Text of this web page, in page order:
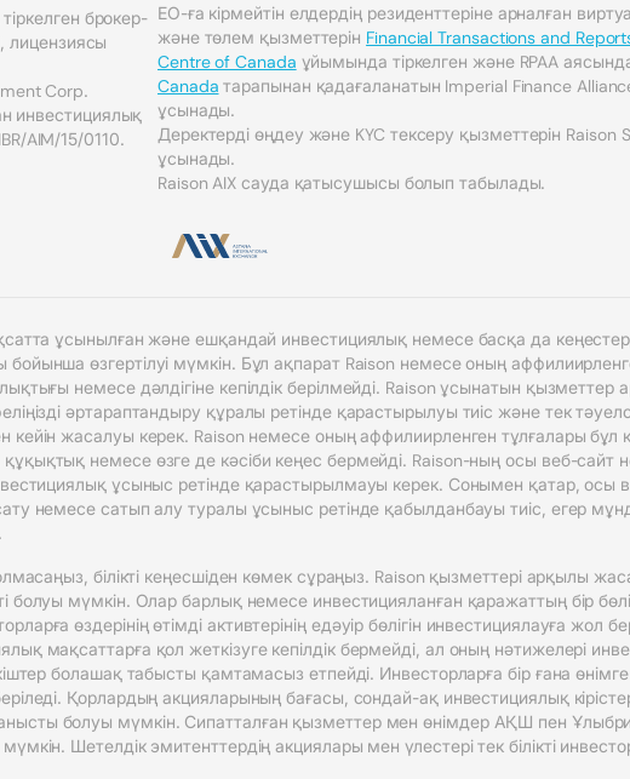
брокер-
лицензиясы
Corp.
инвестициялық
AIM/15/0110.
ЕО-ға кірмейтін елдердің резиденттеріне арналған
және төлем қызметтерін Financial Transactions and
Centre of Canada ұйымында тіркелген және RPAA
Canada тарапынан қадағаланатын Imperial Finance
ұсынады.
Деректерді өңдеу және KYC тексеру қызметтерін Raison
ұсынады.
Raison AIX сауда қатысушысы болып табылады.
ұсынылған және ешқандай инвестициялық немесе басқа да
өзгертілуі мүмкін. Бұл ақпарат Raison немесе оның
немесе дәлдігіне кепілдік берілмейді. Raison ұсынатын қызметтер
әртараптандыру құралы ретінде қарастырылуы тиіс және тек
кейін жасалуы керек. Raison немесе оның аффилиирленген тұлғалары бұл
немесе өзге де кәсіби кеңес бермейді. Raison-ның осы веб-сайт
ұсыныс ретінде қарастырылмауы керек. Сонымен қатар, осы
немесе сатып алу туралы ұсыныс ретінде қабылданбауы тиіс, егер
білікті кеңесшіден көмек сұраңыз. Raison қызметтері арқылы
болуы мүмкін. Олар барлық немесе инвестицияланған қаражаттың бір
өздерінің өтімді активтерінің едәуір бөлігін инвестициялауға жол
мақсаттарға қол жеткізуге кепілдік бермейді, ал оның нәтижелері
болашақ табысты қамтамасыз етпейді. Инвесторларға бір ғана
Қорлардың акцияларының бағасы, сондай-ақ инвестициялық
болуы мүмкін. Сипатталған қызметтер мен өнімдер АҚШ пен
Шетелдік эмитенттердің акциялары мен үлестері тек білікті